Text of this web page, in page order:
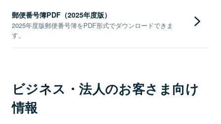
郵便番号簿PDF（2025年度版）
2025年度版郵便番号簿をPDF形式でダウンロードできま
す。
ビジネス・法人のお客さま向け
情報